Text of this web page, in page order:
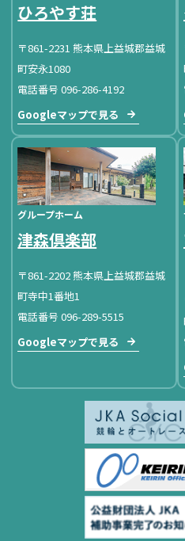
ひろやす荘
〒861-2231 熊本県上益城郡益城
町安永1080
電話番号 096-286-4192
Googleマップで見る
グループホーム
津森倶楽部
〒861-2202 熊本県上益城郡益城
町寺中1番地1
電話番号 096-289-5515
Googleマップで見る